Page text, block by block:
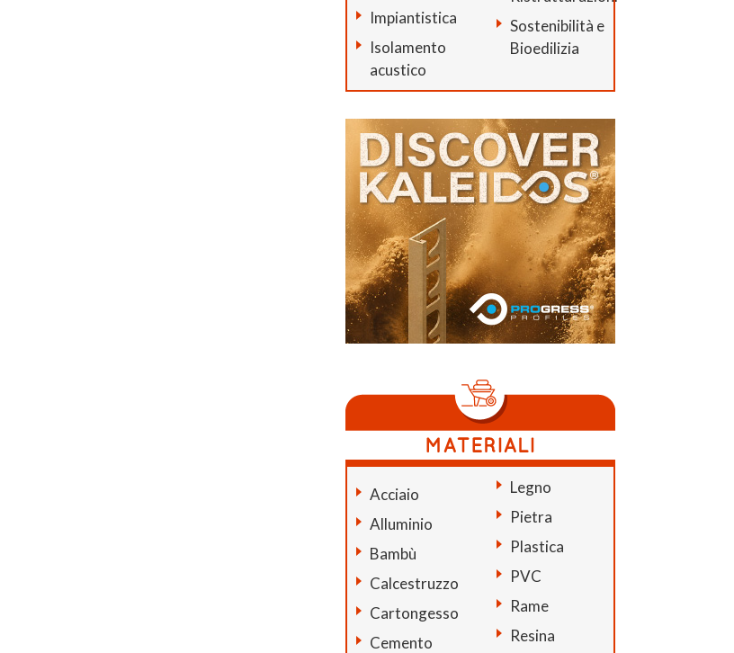
Impiantistica
Isolamento
acustico
Sostenibilità e
Bioedilizia
Acciaio
Alluminio
Bambù
Calcestruzzo
Cartongesso
Cemento
Legno
Pietra
Plastica
PVC
Rame
Resina